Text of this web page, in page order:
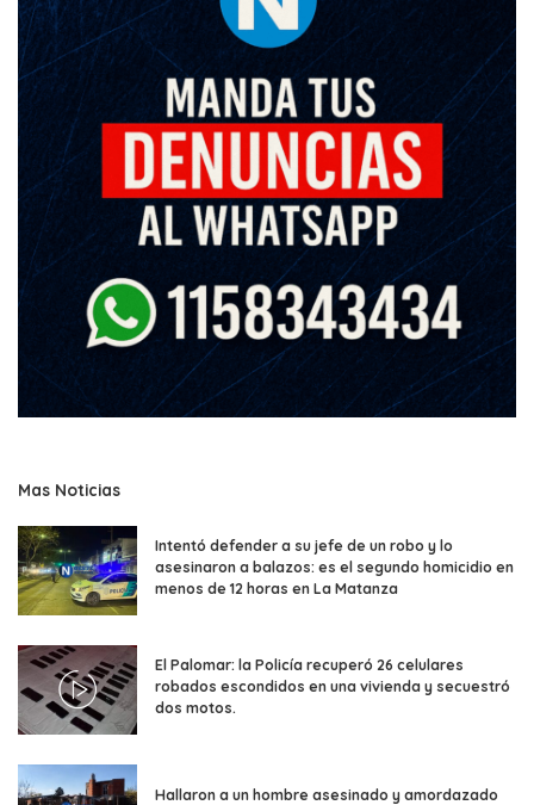
Mas Noticias
Intentó defender a su jefe de un robo y lo
asesinaron a balazos: es el segundo homicidio en
menos de 12 horas en La Matanza
El Palomar: la Policía recuperó 26 celulares
robados escondidos en una vivienda y secuestró
dos motos.
Hallaron a un hombre asesinado y amordazado